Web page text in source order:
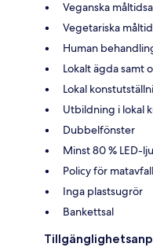
Veganska
Vegetariska
Human
Lokalt ägda samt
Lokal
Utbildning i lokal
Dubbelfönster
Minst 80 % LED-
Policy för matavfall
Inga plastsugrör
Bankettsal